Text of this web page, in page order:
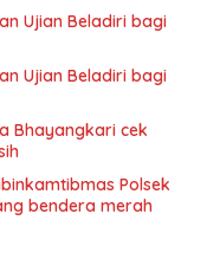
Ujian Beladiri bagi
Ujian Beladiri bagi
Bhayangkari cek
Polsek
bendera merah